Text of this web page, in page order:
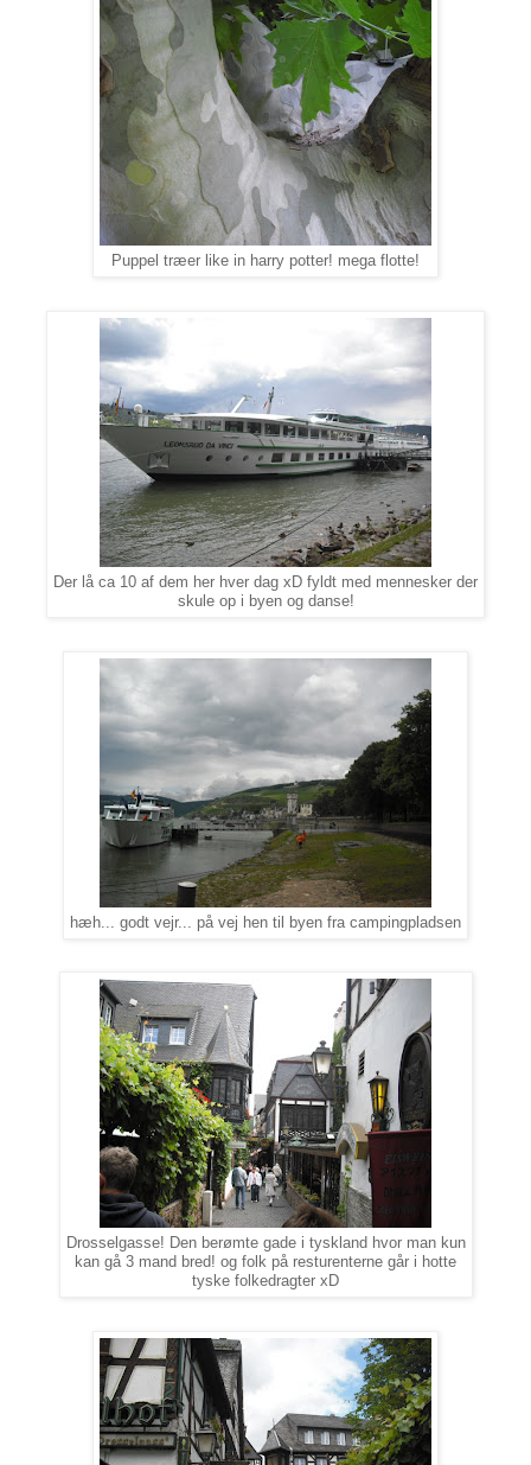
Puppel træer like in harry potter! mega flotte!
Der lå ca 10 af dem her hver dag xD fyldt med mennesker der
skule op i byen og danse!
hæh... godt vejr... på vej hen til byen fra campingpladsen
Drosselgasse! Den berømte gade i tyskland hvor man kun
kan gå 3 mand bred! og folk på resturenterne går i hotte
tyske folkedragter xD